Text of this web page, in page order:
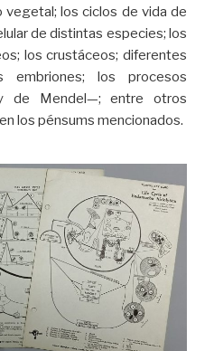
vegetal; los ciclos de vida de
de distintas especies; los
los crustáceos; diferentes
embriones; los procesos
de Mendel—; entre otros
los pénsums mencionados.